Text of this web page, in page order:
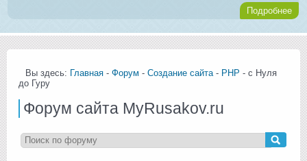
Подробнее
Вы здесь: Главная - Форум - Создание сайта- PHP - с Нуля
до Гуру
Форум сайта MyRusakov.ru